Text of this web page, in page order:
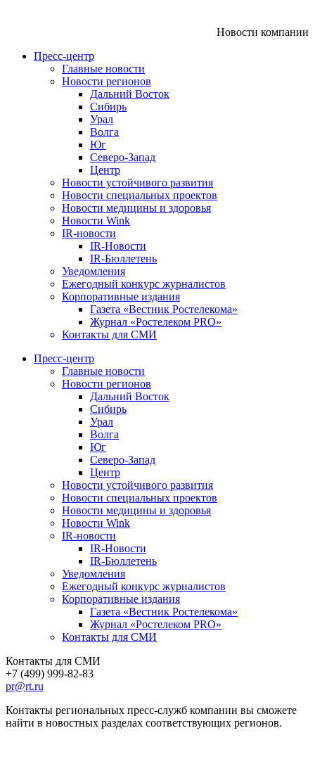
Новости компании
Пресс-центр
Главные новости
Новости регионов
Дальний Восток
Сибирь
Урал
Волга
Юг
Северо-Запад
Центр
Новости устойчивого развития
Новости специальных проектов
Новости медицины и здоровья
Новости Wink
IR-новости
IR-Новости
IR-Бюллетень
Уведомления
Ежегодный конкурс журналистов
Корпоративные издания
Газета «Вестник Ростелекома»
Журнал «Ростелеком PRO»
Контакты для СМИ
Пресс-центр
Главные новости
Новости регионов
Дальний Восток
Сибирь
Урал
Волга
Юг
Северо-Запад
Центр
Новости устойчивого развития
Новости специальных проектов
Новости медицины и здоровья
Новости Wink
IR-новости
IR-Новости
IR-Бюллетень
Уведомления
Ежегодный конкурс журналистов
Корпоративные издания
Газета «Вестник Ростелекома»
Журнал «Ростелеком PRO»
Контакты для СМИ
Контакты для СМИ
+7 (499) 999-82-83
pr@rt.ru
Контакты региональных пресс-служб компании вы сможете
найти в новостных разделах соответствующих регионов.